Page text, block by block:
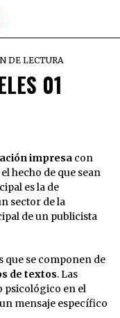
DE LECTURA
01
impresa con
hecho de que sean
es la de
sector de la
de un publicista
que se componen de
de textos. Las
psicológico en el
mensaje específico